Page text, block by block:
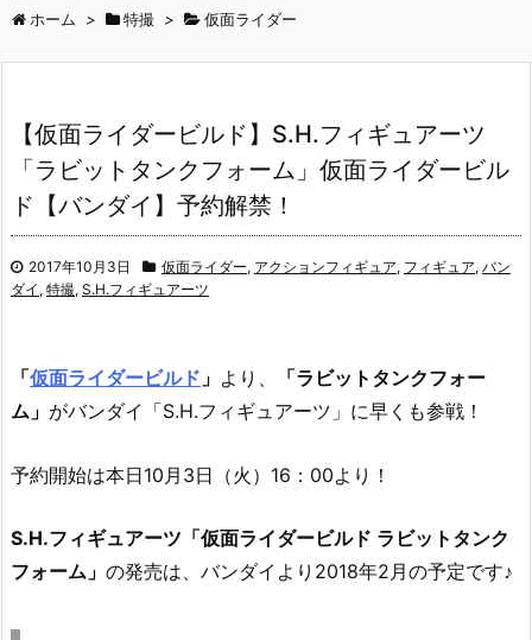
ホーム > 特撮 > 仮面ライダー
【仮面ライダービルド】S.H.フィギュアーツ
「ラビットタンクフォーム」仮面ライダービル
ド【バンダイ】予約解禁！
2017年10月3日 仮面ライダー, アクションフィギュア, フィギュア, バン
ダイ , 特撮, S.H.フィギュアーツ
「仮面ライダービルド 」 より、
「ラビットタンクフォー
ム」 がバンダイ「S.H.フィギュアーツ」に早くも参戦！
予約開始は本日10月3日（火）16：00より！
S.H.フィギュアーツ「仮面ライダービルド ラビットタンク
フォーム」 の発売は、バンダイより2018年2月の予定です♪